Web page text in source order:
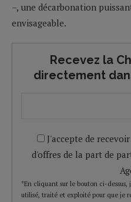
–, une décarbonation
envisageable.
Recevez la
directement
J'accepte de
d'offres de la part de
*En cliquant sur le bouton ci-dessus,
utilisé, traité et exploité pour que je